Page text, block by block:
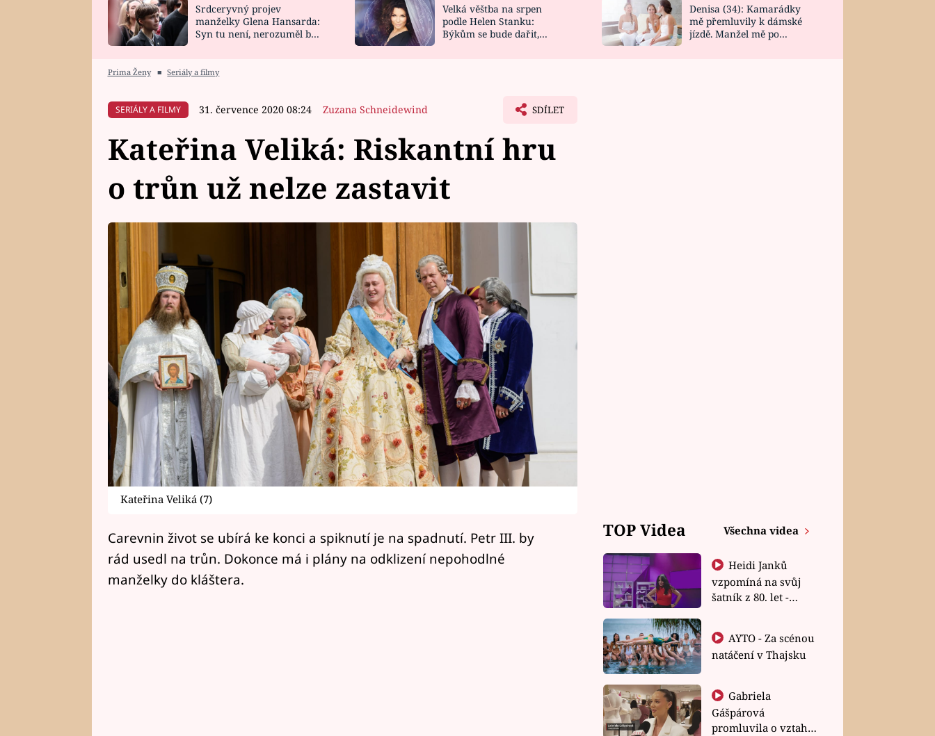
HOROSKOP NA
CELEBRITY
VAŘENÍ
NOVINKY
VIDEORECEPTY
DESIGN
Srdceryvný projev
manželky Glena Hansarda:
Syn tu není, nerozuměl by
Velká věštba na srpen
podle Helen Stanku:
Býkům se bude dařit,
Denisa (34): Kamarádky
mě přemluvily k dámské
jízdě. Manžel mě po
Prima Ženy ■ Seriály a filmy
SERIÁLY A FILMY 31. července 2020 08:24 Zuzana Schneidewind SDÍLET
Kateřina Veliká: Riskantní hru
o trůn už nelze zastavit
Kateřina Veliká (7)
Carevnin život se ubírá ke konci a spiknutí je na spadnutí. Petr III. by
rád usedl na trůn. Dokonce má i plány na odklizení nepohodlné
manželky do kláštera.
TOP Videa Všechna videa
Heidi Janků
vzpomíná na svůj
šatník z 80. let -
natáčení v Thajsku
Gabriela
Gášpárová
promluvila o vztahu